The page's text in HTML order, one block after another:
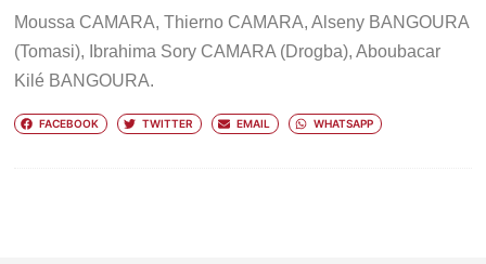
Moussa CAMARA, Thierno CAMARA, Alseny BANGOURA
(Tomasi), Ibrahima Sory CAMARA (Drogba), Aboubacar
Kilé BANGOURA.
FACEBOOK TWITTER EMAIL WHATSAPP